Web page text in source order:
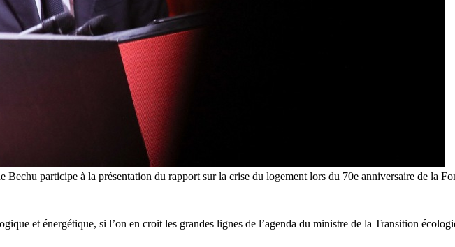
participe à la présentation du rapport sur la crise du logement lors du 70e anniversaire de la
et énergétique, si l’on en croit les grandes lignes de l’agenda du ministre de la Transition